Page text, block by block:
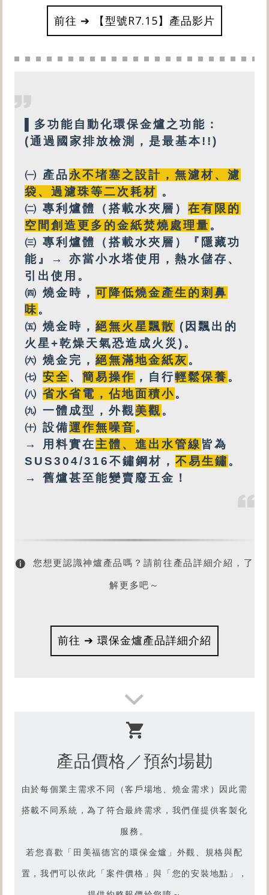
想了解
產品燒金實況嗎？
請前往【型號R7.15】產品影片
前往 ➔ 【型號R7.15】產品影片
多功能自動化環保金爐之功能：
(通過國家排放檢測，是最基本!!)
㈠ 產品永不堵塞之設計 ， 無濾材、濾
袋、過濾珠等二次耗材 。
㈡ 專利 爐體（搭載水夾層 ） 在有限的
空間創造更多的金紙焚燒處理量 。
㈢ 專利爐體（搭載水夾層）『隱藏功
能』→ 亦當小水塔使用， 熱水儲存、
引出使用。
㈣ 燒金時， 可降低燒金產生的刺鼻
味 。
㈤ 燒金時， 絕無火星飄散 (因飄出的
火星+乾燥天氣恐造成火災)。
㈥ 燒金完， 絕無滿地金紙灰 。
㈦ 安全、 簡易操作 ，自行輕鬆保養 。
㈧ 省水省電，佔地面積小。
㈨ 一體成型，外觀美觀。
㈩ 設備運作無噪音 。
→ 用料實在主體、進出水管線 皆為
SUS304/316不鏽鋼材， 不易生鏽 。
→ 舊爐甚至能變賣廢五金！
您想更認識神爐產品嗎？請前往產品詳細介紹，了
解更多吧～
前往 ➔ 環保金爐產品詳細介紹
產品價格／預約場勘
由於每個業主需求不同（客戶場地、燒金需求）因此需
搭載不同系統，為了符合最終需求，我們僅提供客製化
服務。
若您喜歡「 田美福德宮的環保金爐 」外觀、規格與配
置，我們可以依此「案件價格」與「您的安裝地點」，